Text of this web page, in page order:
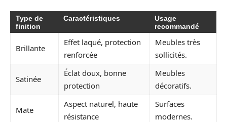
Type de
finition
Caractéristiques
Usage
recommandé
Brillante
Effet laqué, protection
renforcée
Meubles très
sollicités.
Satinée
Éclat doux, bonne
protection
Meubles
décoratifs.
Mate
Aspect naturel, haute
résistance
Surfaces
modernes.